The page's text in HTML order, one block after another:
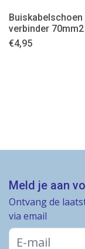
Buiskabelschoen
verbinder 70mm2
€4,95
Meld je aan
Ontvang de
via email